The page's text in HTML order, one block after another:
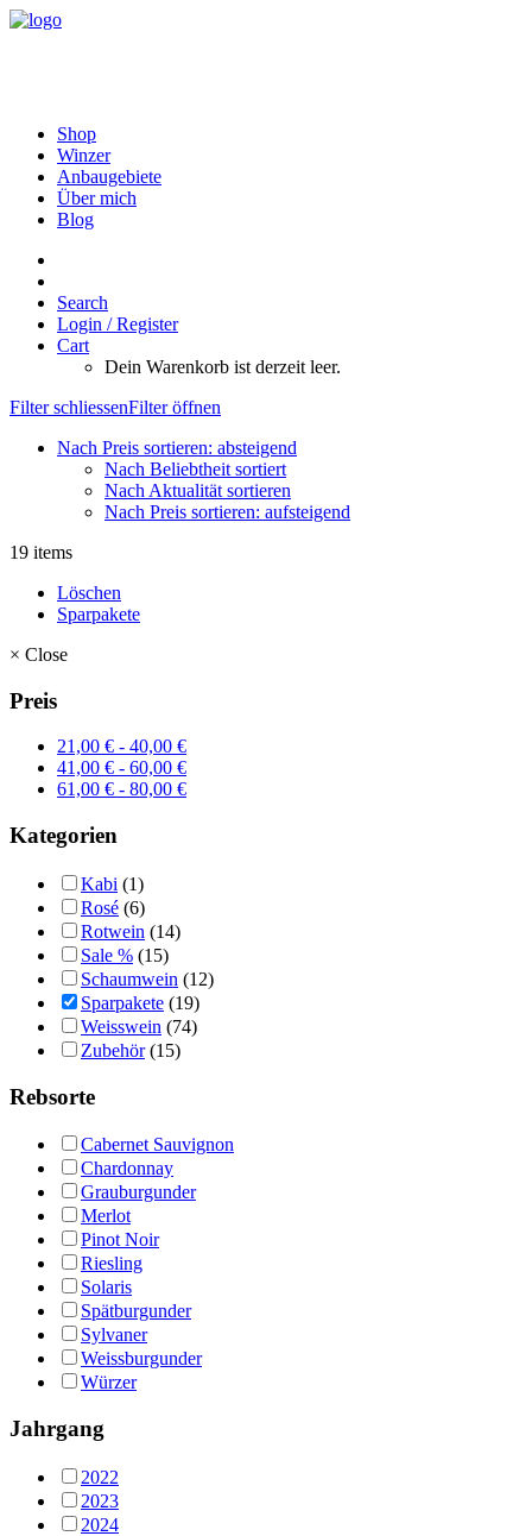
Shop
Winzer
Anbaugebiete
Über mich
Blog
Search
Login / Register
Cart
Dein Warenkorb ist derzeit leer.
Filter schliessenFilter öffnen
Nach Preis sortieren: absteigend
Nach Beliebtheit sortiert
Nach Aktualität sortieren
Nach Preis sortieren: aufsteigend
19 items
Löschen
Sparpakete
× Close
Preis
21,00 € - 40,00 €
41,00 € - 60,00 €
61,00 € - 80,00 €
Kategorien
Kabi (1)
Rosé (6)
Rotwein (14)
Sale % (15)
Schaumwein (12)
Sparpakete (19)
Weisswein (74)
Zubehör (15)
Rebsorte
Cabernet Sauvignon
Chardonnay
Grauburgunder
Merlot
Pinot Noir
Riesling
Solaris
Spätburgunder
Sylvaner
Weissburgunder
Würzer
Jahrgang
2022
2023
2024